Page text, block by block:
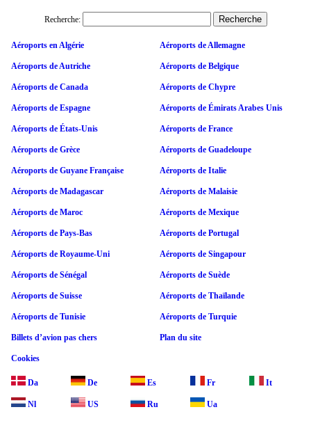
Recherche:
Aéroports en Algérie Aéroports de Allemagne
Aéroports de Autriche Aéroports de Belgique
Aéroports de Canada Aéroports de Chypre
Aéroports de Espagne Aéroports de Émirats Arabes Unis
Aéroports de États-Unis Aéroports de France
Aéroports de Grèce Aéroports de Guadeloupe
Aéroports de Guyane Française Aéroports de Italie
Aéroports de Madagascar Aéroports de Malaisie
Aéroports de Maroc Aéroports de Mexique
Aéroports de Pays-Bas Aéroports de Portugal
Aéroports de Royaume-Uni Aéroports de Singapour
Aéroports de Sénégal Aéroports de Suède
Aéroports de Suisse Aéroports de Thaïlande
Aéroports de Tunisie Aéroports de Turquie
Billets d’avion pas chers Plan du site
Cookies
Da De Es Fr It
Nl US Ru Ua